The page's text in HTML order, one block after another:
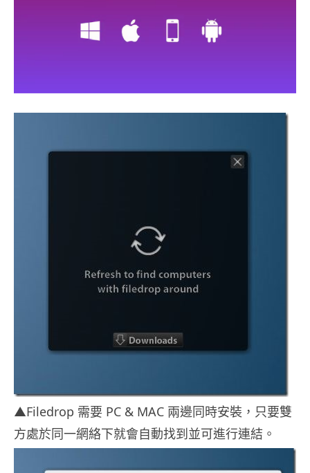
▲Filedrop 需要 PC & MAC 兩邊同時安裝，只要雙
方處於同一網絡下就會自動找到並可進行連結。